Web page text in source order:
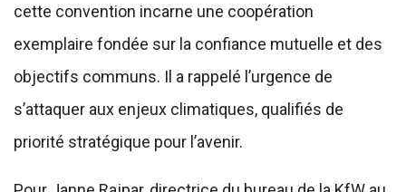
cette convention incarne une coopération
exemplaire fondée sur la confiance mutuelle et des
objectifs communs. Il a rappelé l’urgence de
s’attaquer aux enjeux climatiques, qualifiés de
priorité stratégique pour l’avenir.